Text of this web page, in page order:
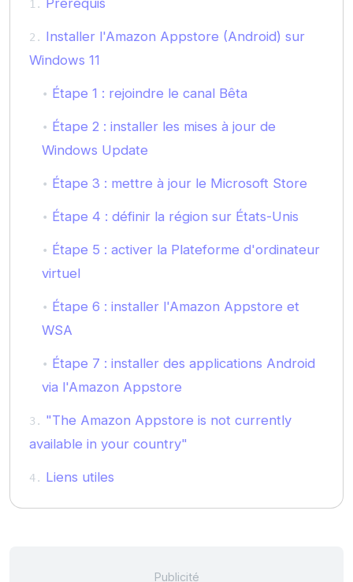
Prérequis
Installer l'Amazon Appstore (Android) sur
Windows 11
Étape 1 : rejoindre le canal Bêta
Étape 2 : installer les mises à jour de
Windows Update
Étape 3 : mettre à jour le Microsoft Store
Étape 4 : définir la région sur États-Unis
Étape 5 : activer la Plateforme d'ordinateur
virtuel
Étape 6 : installer l'Amazon Appstore et
WSA
Étape 7 : installer des applications Android
via l'Amazon Appstore
"The Amazon Appstore is not currently
available in your country"
Liens utiles